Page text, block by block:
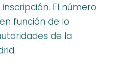
El número
función de lo
de la